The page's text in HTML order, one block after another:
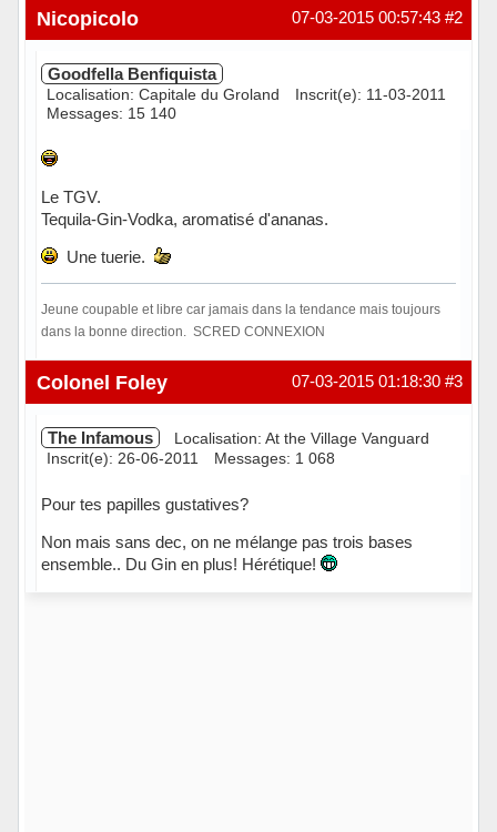
Hors ligne #2
07-03-2015 00:57:43
Nicopicolo
Goodfella Benfiquista
Localisation: Capitale du Groland
Inscrit(e): 11-03-2011
Messages: 15 140
Le TGV.
Tequila-Gin-Vodka, aromatisé d'ananas.
Une tuerie.
Jeune coupable et libre car jamais dans la tendance mais toujours
dans la bonne direction. SCRED CONNEXION
Hors ligne #3
07-03-2015 01:18:30
Colonel Foley
The Infamous
Localisation: At the Village Vanguard
Inscrit(e): 26-06-2011
Messages: 1 068
Pour tes papilles gustatives?
Non mais sans dec, on ne mélange pas trois bases
ensemble.. Du Gin en plus! Hérétique!